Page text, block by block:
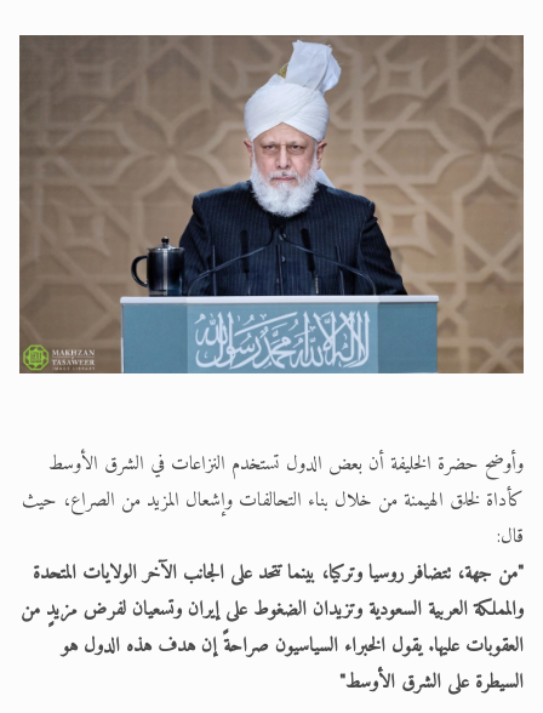
وأوضح حضرة الخليفة أن بعض الدول تستخدم النزاعات في الشرق الأوسط
كأداة لخلق الهيمنة من خلال بناء التحالفات وإشعال المزيد من الصراع، حيث
قال:
"من جهة، تتضافر روسيا وتركيا، بينما تتحد على الجانب الآخر الولايات المتحدة
والمملكة العربية السعودية وتزيدان الضغوط على إيران وتسعيان لفرض مزيدٍ من
العقوبات عليها. يقول الخبراء السياسيون صراحةً إن هدف هذه الدول هو
السيطرة على الشرق الأوسط"